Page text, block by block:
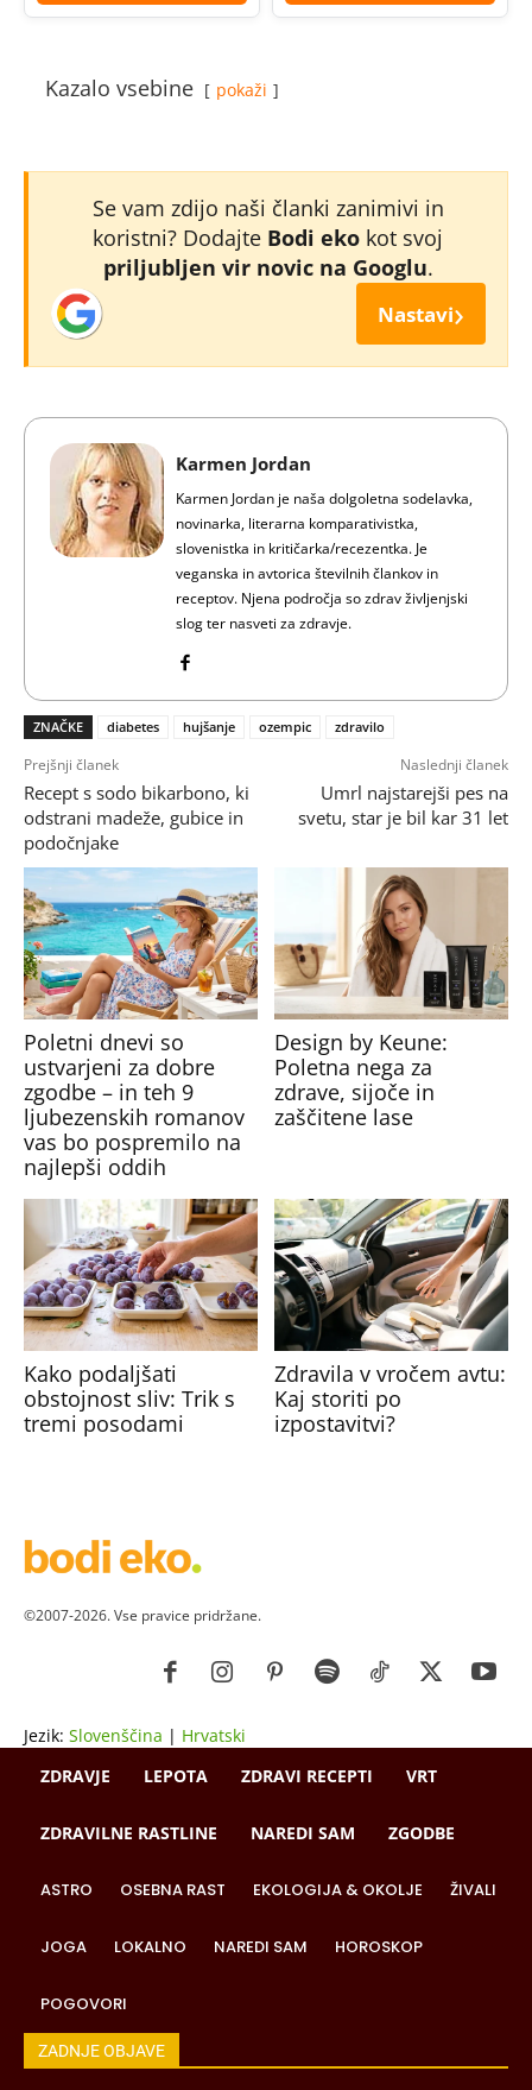
Kazalo vsebine pokaži
Se vam zdijo naši članki zanimivi in
koristni? Dodajte Bodi eko kot svoj
priljubljen vir novic na Googlu.
Nastavi›
Karmen Jordan
Karmen Jordan je naša dolgoletna sodelavka,
novinarka, literarna komparativistka,
slovenistka in kritičarka/recezentka. Je
veganska in avtorica številnih člankov in
receptov. Njena področja so zdrav življenjski
slog ter nasveti za zdravje.
ZNAČKE diabetes hujšanje ozempic zdravilo
Prejšnji članek
Recept s sodo bikarbono, ki
odstrani madeže, gubice in
podočnjake
Naslednji članek
Umrl najstarejši pes na
svetu, star je bil kar 31 let
Poletni dnevi so
ustvarjeni za dobre
zgodbe – in teh 9
ljubezenskih romanov
vas bo pospremilo na
najlepši oddih
Design by Keune:
Poletna nega za
zdrave, sijoče in
zaščitene lase
Kako podaljšati
obstojnost sliv: Trik s
tremi posodami
Zdravila v vročem avtu:
Kaj storiti po
izpostavitvi?
©2007-2026. Vse pravice pridržane.
Jezik: Slovenščina | Hrvatski
ZDRAVJE
LEPOTA ZDRAVI RECEPTI VRT
ZDRAVILNE RASTLINE NAREDI SAM ZGODBE
ASTRO OSEBNA RAST EKOLOGIJA & OKOLJE ŽIVALI
JOGA LOKALNO NAREDI SAM HOROSKOP
POGOVORI
ZADNJE OBJAVE